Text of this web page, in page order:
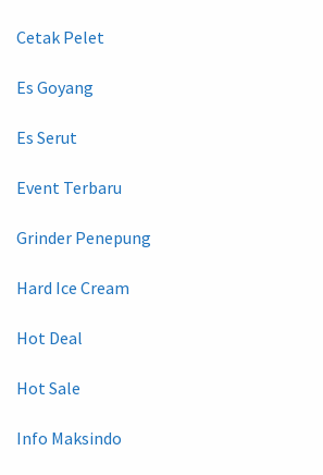
Cetak Pelet
Es Goyang
Es Serut
Event Terbaru
Grinder Penepung
Hard Ice Cream
Hot Deal
Hot Sale
Info Maksindo